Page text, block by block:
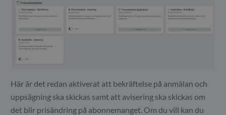
Här är det redan aktiverat att bekräftelse på anmälan och
uppsägning ska skickas samt att avisering ska skickas om
det blir prisändring på abonnemanget. Om du vill kan du